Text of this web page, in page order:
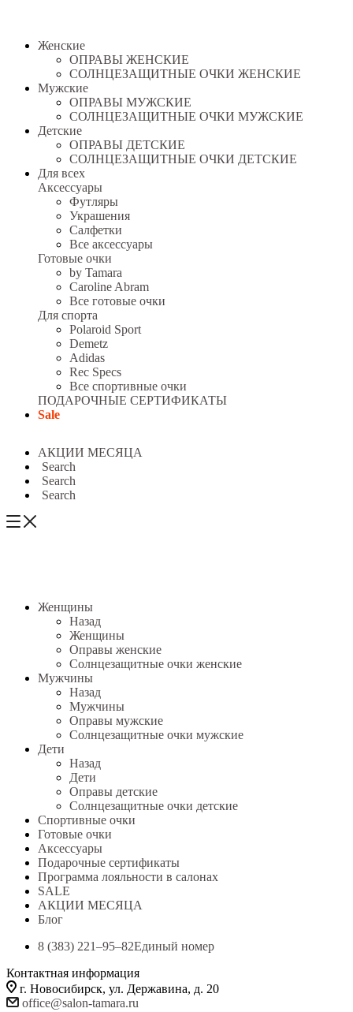
Женские
ОПРАВЫ ЖЕНСКИЕ
СОЛНЦЕЗАЩИТНЫЕ ОЧКИ ЖЕНСКИЕ
Мужские
ОПРАВЫ МУЖСКИЕ
СОЛНЦЕЗАЩИТНЫЕ ОЧКИ МУЖСКИЕ
Детские
ОПРАВЫ ДЕТСКИЕ
СОЛНЦЕЗАЩИТНЫЕ ОЧКИ ДЕТСКИЕ
Для всех
Аксессуары
Футляры
Украшения
Салфетки
Все аксессуары
Готовые очки
by Tamara
Caroline Abram
Все готовые очки
Для спорта
Polaroid Sport
Demetz
Adidas
Rec Specs
Все спортивные очки
ПОДАРОЧНЫЕ СЕРТИФИКАТЫ
Sale
АКЦИИ МЕСЯЦА
Search
Search
Search
Женщины
Назад
Женщины
Оправы женские
Солнцезащитные очки женские
Мужчины
Назад
Мужчины
Оправы мужские
Солнцезащитные очки мужские
Дети
Назад
Дети
Оправы детские
Солнцезащитные очки детские
Спортивные очки
Готовые очки
Аксессуары
Подарочные сертификаты
Программа лояльности в салонах
SALE
АКЦИИ МЕСЯЦА
Блог
8 (383) 221‒95‒82Единый номер
Контактная информация
г. Новосибирск, ул. Державина, д. 20
office@salon-tamara.ru